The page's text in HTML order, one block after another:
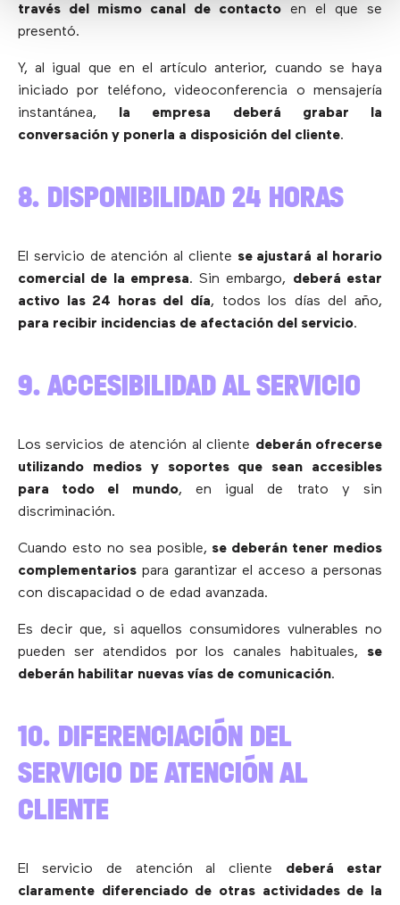
través del mismo canal de contacto en el que se
presentó.
Y, al igual que en el artículo anterior, cuando se haya
iniciado por teléfono, videoconferencia o mensajería
instantánea,
la empresa deberá grabar la
conversación y ponerla a disposición del cliente.
8. DISPONIBILIDAD 24 HORAS
El servicio de atención al cliente se ajustará al horario
comercial de la empresa. Sin embargo, deberá estar
activo las 24 horas del día, todos los días del año,
para recibir incidencias de afectación del servicio.
9. ACCESIBILIDAD AL SERVICIO
Los servicios de atención al cliente deberán ofrecerse
utilizando medios y soportes que sean accesibles
para todo el mundo, en igual de trato y sin
discriminación.
Cuando esto no sea posible, se deberán tener medios
complementarios para garantizar el acceso a personas
con discapacidad o de edad avanzada.
Es decir que, si aquellos consumidores vulnerables no
pueden ser atendidos por los canales habituales, se
deberán habilitar nuevas vías de comunicación.
10. DIFERENCIACIÓN DEL
SERVICIO DE ATENCIÓN AL
CLIENTE
El servicio de atención al cliente deberá estar
claramente diferenciado de otras actividades de la